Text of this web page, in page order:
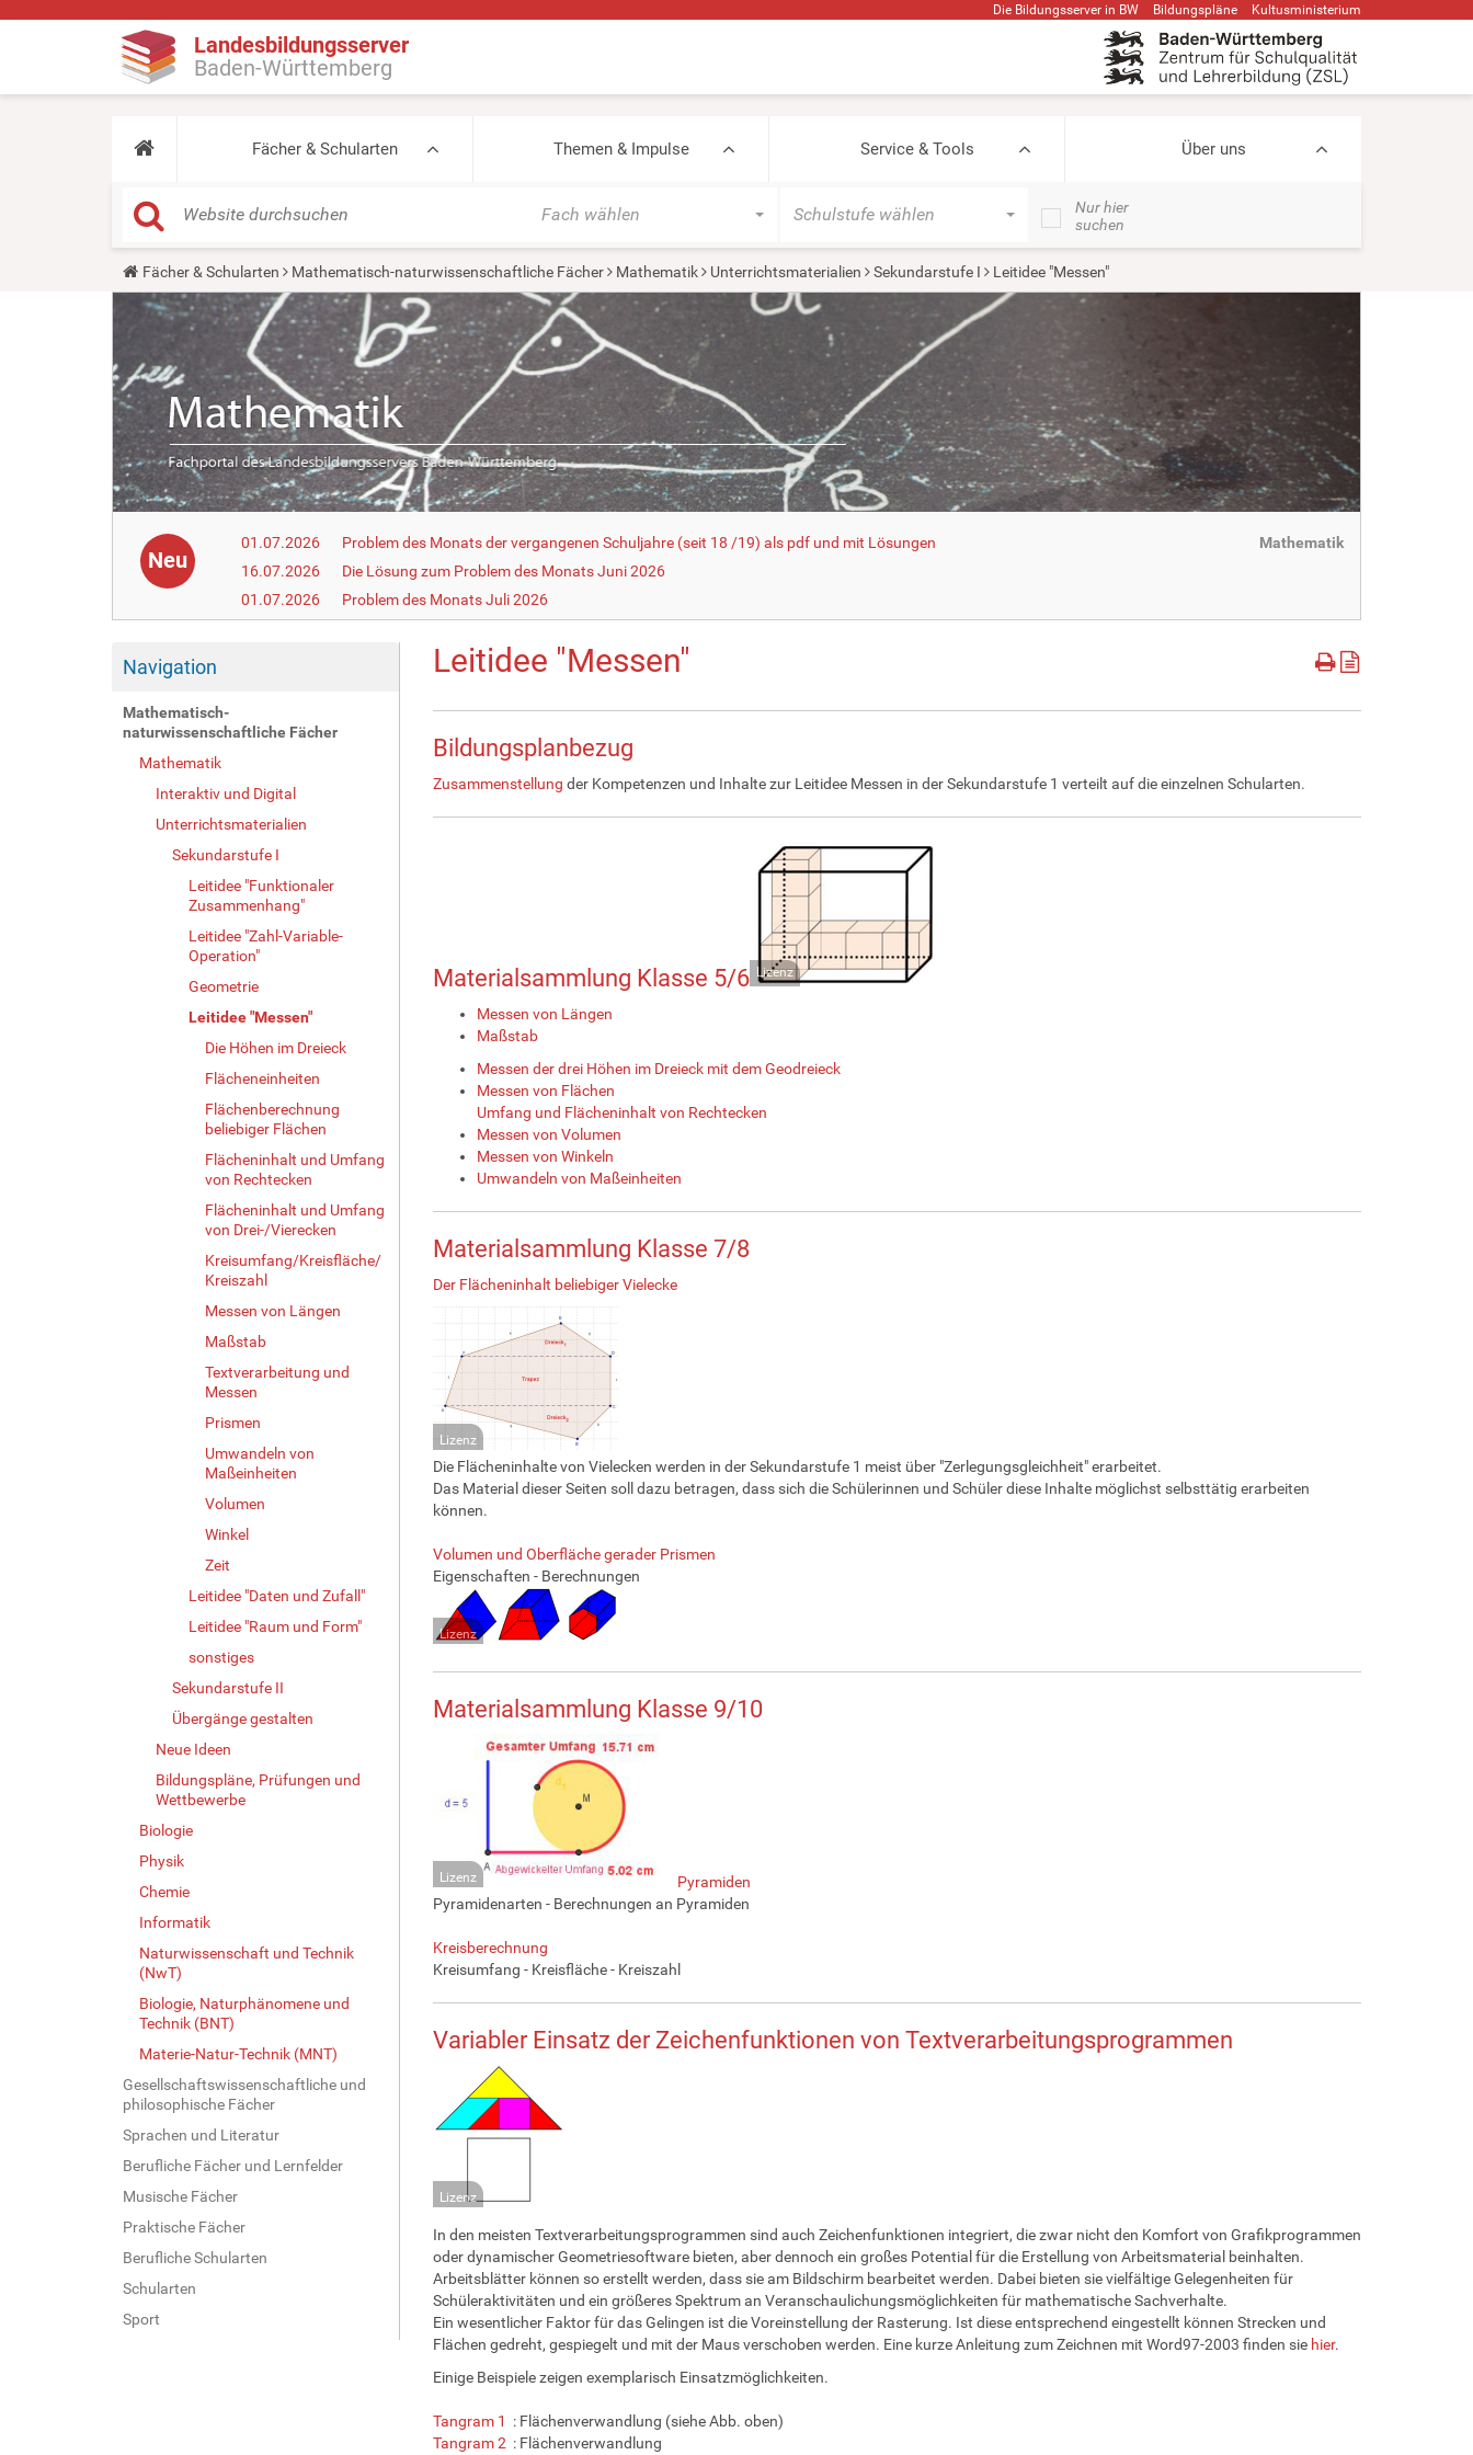
Die Bildungsserver in BW Bildungspläne Kultusministerium
Landesbildungsserver
Baden-Württemberg
Fächer & Schularten Themen & Impulse Service & Tools Über uns
Fach wählen Schulstufe wählen
Nur hier
suchen
Y
o
h
e
r
e
Fächer & Schularten Mathematisch-naturwissenschaftliche Fächer Mathematik Unterrichtsmaterialien Sekundarstufe I Leitidee "Messen"
Neu
01.07.2026
Problem des Monats der vergangenen Schuljahre (seit 18 /19) als pdf und mit Lösungen
16.07.2026
Die Lösung zum Problem des Monats Juni 2026
01.07.2026
Problem des Monats Juli 2026
Mathematik
Navigation
Mathematisch-
naturwissenschaftliche Fächer
Mathematik
Interaktiv und Digital
Unterrichtsmaterialien
Sekundarstufe I
Leitidee "Funktionaler
Zusammenhang"
Leitidee "Zahl-Variable-
Operation"
Geometrie
Leitidee "Messen"
Die Höhen im Dreieck
Flächeneinheiten
Flächenberechnung
beliebiger Flächen
Flächeninhalt und Umfang
von Rechtecken
Flächeninhalt und Umfang
von Drei-/Vierecken
Kreisumfang/Kreisfläche/
Kreiszahl
Messen von Längen
Maßstab
Textverarbeitung und
Messen
Prismen
Umwandeln von
Maßeinheiten
Volumen
Winkel
Zeit
Leitidee "Daten und Zufall"
Leitidee "Raum und Form"
sonstiges
Sekundarstufe II
Übergänge gestalten
Neue Ideen
Bildungspläne, Prüfungen und
Wettbewerbe
Biologie
Physik
Chemie
Informatik
Naturwissenschaft und Technik
(NwT)
Biologie, Naturphänomene und
Technik (BNT)
Materie-Natur-Technik (MNT)
Gesellschaftswissenschaftliche und
philosophische Fächer
Sprachen und Literatur
Berufliche Fächer und Lernfelder
Musische Fächer
Praktische Fächer
Berufliche Schularten
Schularten
Sport
Leitidee "Messen"
Bildungsplanbezug
Zusammenstellung der Kompetenzen und Inhalte zur Leitidee Messen in der Sekundarstufe 1 verteilt auf die einzelnen Schularten.
Materialsammlung Klasse 5/6 Lizenz
Messen von Längen
Maßstab
Messen der drei Höhen im Dreieck mit dem Geodreieck
Messen von Flächen
Umfang und Flächeninhalt von Rechtecken
Messen von Volumen
Messen von Winkeln
Umwandeln von Maßeinheiten
Materialsammlung Klasse 7/8
Der Flächeninhalt beliebiger Vielecke
Lizenz
Die Flächeninhalte von Vielecken werden in der Sekundarstufe 1 meist über "Zerlegungsgleichheit" erarbeitet.
Das Material dieser Seiten soll dazu betragen, dass sich die Schülerinnen und Schüler diese Inhalte möglichst selbsttätig erarbeiten
können.
Volumen und Oberfläche gerader Prismen
Eigenschaften - Berechnungen
Lizenz
Materialsammlung Klasse 9/10
Lizenz
Pyramiden
Pyramidenarten - Berechnungen an Pyramiden
Kreisberechnung
Kreisumfang - Kreisfläche - Kreiszahl
Variabler Einsatz der Zeichenfunktionen von Textverarbeitungsprogrammen
Lizenz
In den meisten Textverarbeitungsprogrammen sind auch Zeichenfunktionen integriert, die zwar nicht den Komfort von Grafikprogrammen
oder dynamischer Geometriesoftware bieten, aber dennoch ein großes Potential für die Erstellung von Arbeitsmaterial beinhalten.
Arbeitsblätter können so erstellt werden, dass sie am Bildschirm bearbeitet werden. Dabei bieten sie vielfältige Gelegenheiten für
Schüleraktivitäten und ein größeres Spektrum an Veranschaulichungsmöglichkeiten für mathematische Sachverhalte.
Ein wesentlicher Faktor für das Gelingen ist die Voreinstellung der Rasterung. Ist diese entsprechend eingestellt können Strecken und
Flächen gedreht, gespiegelt und mit der Maus verschoben werden. Eine kurze Anleitung zum Zeichnen mit Word97-2003 finden sie hier.
Einige Beispiele zeigen exemplarisch Einsatzmöglichkeiten.
Tangram 1
: Flächenverwandlung (siehe Abb. oben)
Tangram 2 : Flächenverwandlung